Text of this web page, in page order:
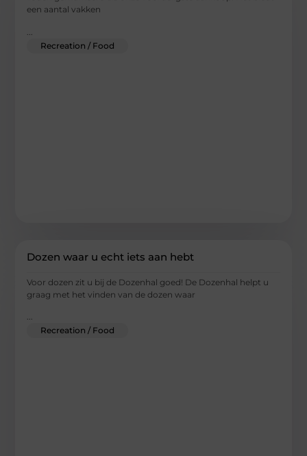
een aantal vakken
Recreation / Food
Dozen waar u echt iets aan hebt
Voor dozen zit u bij de Dozenhal goed! De Dozenhal helpt u
graag met het vinden van de dozen waar
...
Recreation / Food